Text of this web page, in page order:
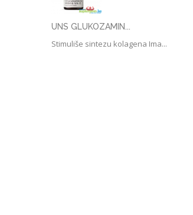
UNS GLUKOZAMIN...
Stimuliše sintezu kolagena Ima...